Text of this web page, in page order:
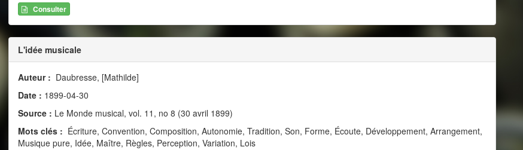
Consulter
L'idée musicale
Auteur : Daubresse, [Mathilde]
Date : 1899-04-30
Source : Le Monde musical, vol. 11, no 8 (30 avril 1899)
Mots clés : Écriture, Convention, Composition, Autonomie, Tradition, Son, Forme, Écoute, Développement, Arrangement,
Musique pure, Idée, Maître, Règles, Perception, Variation, Lois